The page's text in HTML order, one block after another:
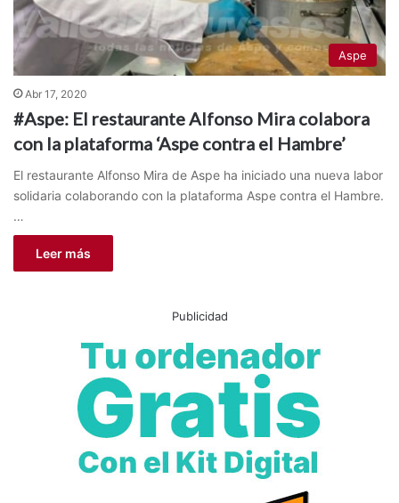
Aspe
Abr 17, 2020
#Aspe: El restaurante Alfonso Mira colabora
con la plataforma ‘Aspe contra el Hambre’
El restaurante Alfonso Mira de Aspe ha iniciado una nueva labor
solidaria colaborando con la plataforma Aspe contra el Hambre.
…
Leer más
Publicidad